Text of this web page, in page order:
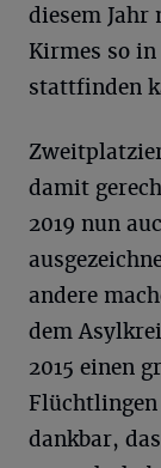
diesem Jahr
Kirmes so
stattfinden
damit
2019 nun
andere
dem
2015 einen
Flüchtlingen
dankbar,